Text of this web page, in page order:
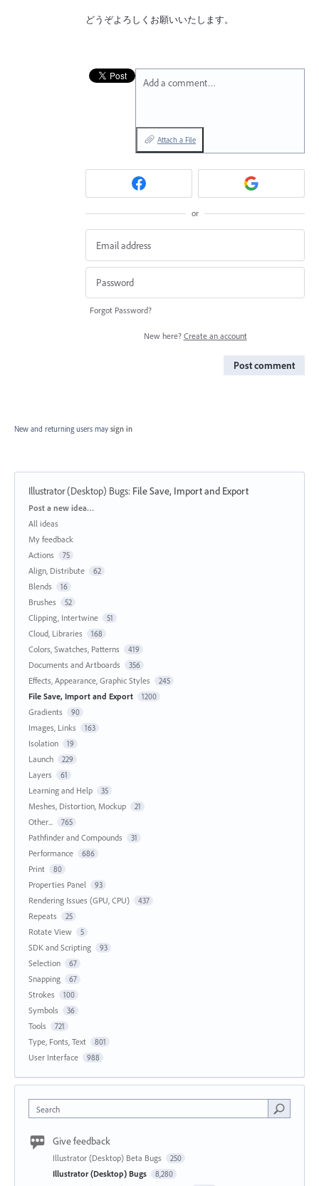
どうぞよろしくお願いいたします。
Add a comment…
Attach a File
or
Forgot Password?
New here? Create an account
Post comment
New and returning users may sign in
Illustrator (Desktop) Bugs: File Save, Import and Export
Categories
Post a new idea…
All ideas
My feedback
Actions
75
Align, Distribute 62
Blends 16
Brushes 52
Clipping, Intertwine 51
Cloud, Libraries 168
Colors, Swatches, Patterns 419
Documents and Artboards 356
Effects, Appearance, Graphic Styles 245
File Save, Import and Export 1200
Gradients 90
Images, Links 163
Isolation 19
Launch 229
Layers 61
Learning and Help 35
Meshes, Distortion, Mockup 21
Other... 765
Pathfinder and Compounds 31
Performance 686
Print 80
Properties Panel 93
Rendering Issues (GPU, CPU) 437
Repeats 25
Rotate View 5
SDK and Scripting 93
Selection 67
Snapping 67
Strokes 100
Symbols 36
Tools 721
Type, Fonts, Text 801
User Interface 988
Search
Give feedback
Illustrator (Desktop) Beta Bugs 250
Illustrator (Desktop) Bugs 8,280